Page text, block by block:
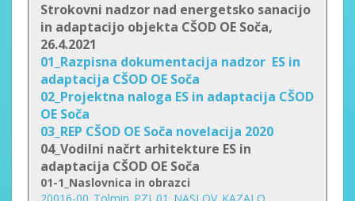
Strokovni nadzor nad energetsko sanacijo
in adaptacijo objekta CŠOD OE Soča,
26.4.2021
01_Razpisna dokumentacija nadzor ES in
adaptacija CŠOD OE Soča
02_Projektna naloga ES in adaptacija CŠOD
OE Soča
03_REP CŠOD OE Soča novelacija 2020
04_Vodilni načrt arhitekture ES in
adaptacija CŠOD OE Soča
01-1_Naslovnica in obrazci